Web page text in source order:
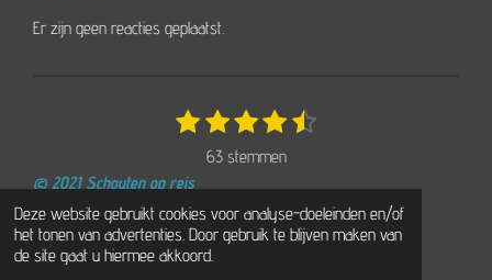
Deze website gebruikt cookies voor analyse-doeleinden en/of
het tonen van advertenties. Door gebruik te blijven maken van
de site gaat u hiermee akkoord.
Er zijn geen reacties geplaatst.
n
g
1
t
e
r
2
s
r
r
3
s
r
4
s
e
r
5
r
S
m
e
n
63 stemmen
© 2021 Schouten op reis
Powered by JouwWeb